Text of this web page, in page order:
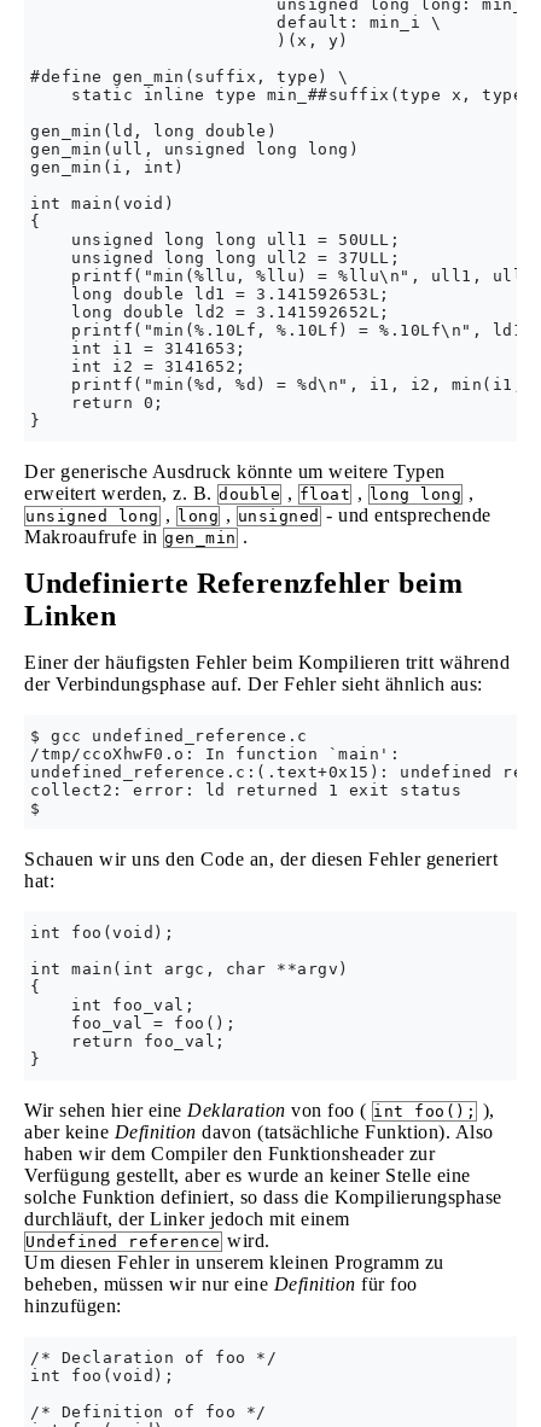
unsigned long long:
                        default: min_i \
                        )(x, y)
#define gen_min(suffix, type) \
static inline type min_##suffix(type x, type
gen_min(ld, long double)
gen_min(ull, unsigned long long)
gen_min(i, int)
int main(void)
{
    unsigned long long ull1 = 50ULL;
    unsigned long long ull2 = 37ULL;
printf("min(%llu, %llu) = %llu\n", ull1,
    long double ld1 = 3.141592653L;
    long double ld2 = 3.141592652L;
printf("min(%.10Lf, %.10Lf) = %.10Lf\n", ld1,
    int i1 = 3141653;
    int i2 = 3141652;
printf("min(%d, %d) = %d\n", i1, i2, min(i1,
    return 0;
Der generische Ausdruck könnte um weitere Typen
erweitert werden, z. B. double , float , long long ,
unsigned long , long , unsigned - und entsprechende
Makroaufrufe in gen_min .
Undefinierte Referenzfehler beim
Linken
Einer der häufigsten Fehler beim Kompilieren tritt während
der Verbindungsphase auf. Der Fehler sieht ähnlich aus:
$ gcc undefined_reference.c
/tmp/ccoXhwF0.o: In function `main':
undefined_reference.c:(.text+0x15): undefined
collect2: error: ld returned 1 exit status
Schauen wir uns den Code an, der diesen Fehler generiert
hat:
int foo(void);
int main(int argc, char **argv)
{
    int foo_val;
    foo_val = foo();
    return foo_val;
Wir sehen hier eine Deklaration von foo ( int foo(); ),
aber keine Definition davon (tatsächliche Funktion). Also
haben wir dem Compiler den Funktionsheader zur
Verfügung gestellt, aber es wurde an keiner Stelle eine
solche Funktion definiert, so dass die Kompilierungsphase
durchläuft, der Linker jedoch mit einem
Undefined reference wird.
Um diesen Fehler in unserem kleinen Programm zu
beheben, müssen wir nur eine Definition für foo
hinzufügen:
/* Declaration of foo */
int foo(void);
/* Definition of foo */